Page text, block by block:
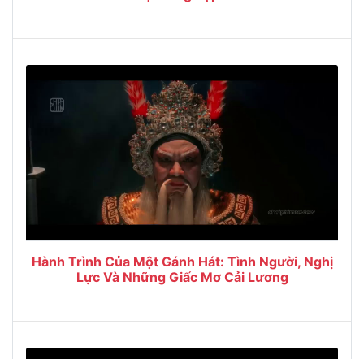
Hành Trình Của Một Gánh Hát: Tình Người, Nghị
Lực Và Những Giấc Mơ Cải Lương